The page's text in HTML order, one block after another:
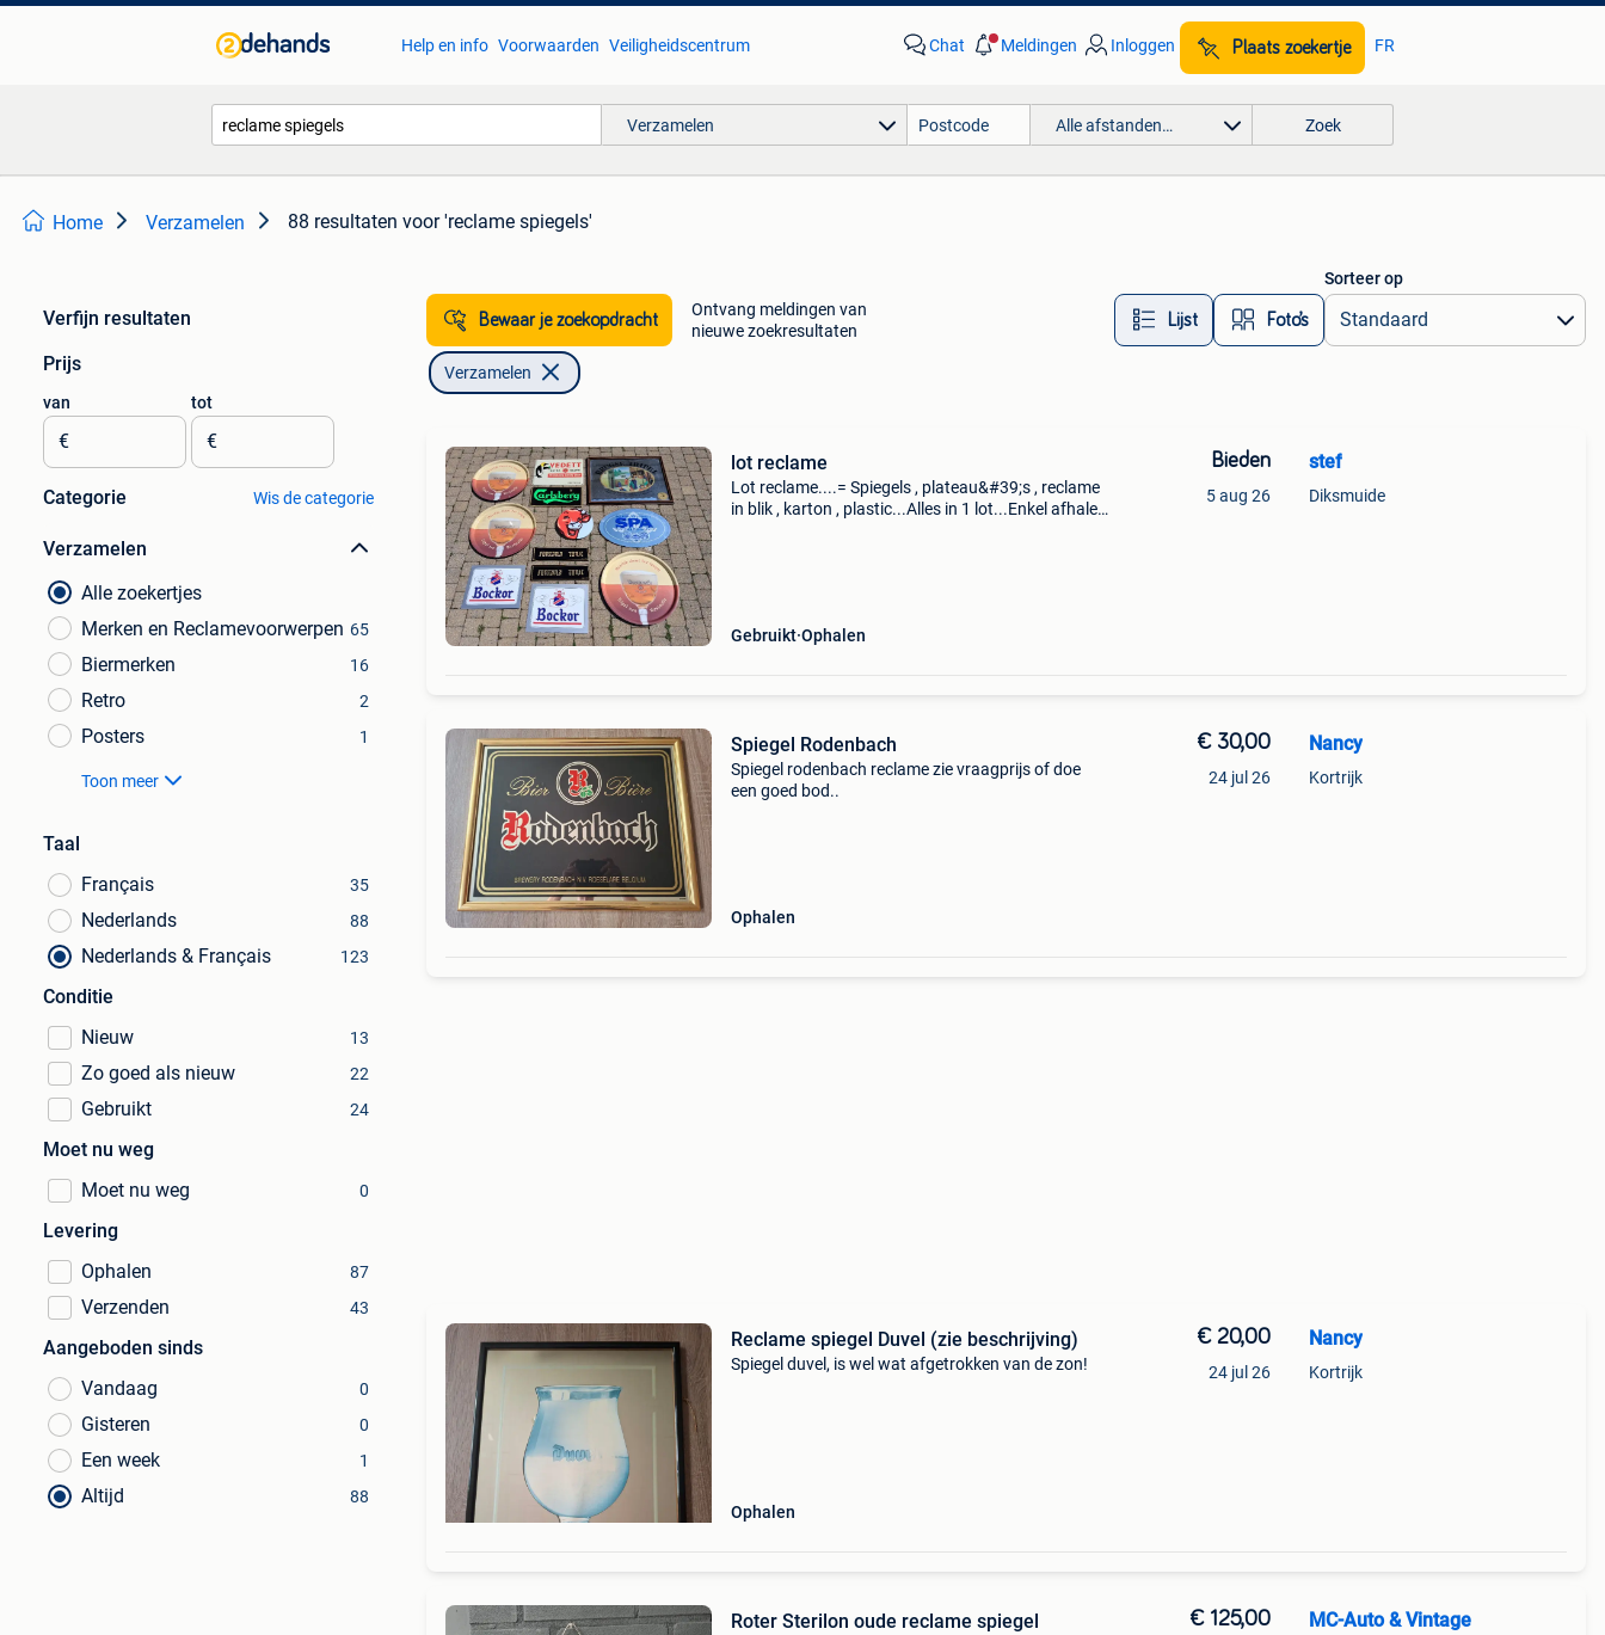
Help en info Voorwaarden Veiligheidscentrum Chat Meldingen Inloggen Plaats zoekertje FR
Verzamelen Alle afstanden… Zoek
Home Verzamelen 88 resultaten voor 'reclame spiegels'
Verfijn resultaten
Prijs
van
€
tot
€
Categorie Wis de categorie
Verzamelen
Alle zoekertjes
Merken en Reclamevoorwerpen 65
Biermerken 16
Retro 2
Posters 1
Toon meer
Taal
Français
35
Nederlands 88
Nederlands & Français 123
Conditie
Nieuw
13
Zo goed als nieuw 22
Gebruikt 24
Moet nu weg
Moet nu weg
0
Levering
Ophalen
87
Verzenden 43
Aangeboden sinds
Vandaag
0
Gisteren 0
Een week 1
Altijd 88
Bewaar je zoekopdracht
Ontvang meldingen van
nieuwe zoekresultaten
Lijst Foto’s
Sorteer op
Verzamelen
lot reclame
Lot reclame....= Spiegels , plateau&#39;s , reclame
in blik , karton , plastic...Alles in 1 lot...Enkel afhalen
Gebruikt Ophalen
Bieden
5 aug 26
stef
Diksmuide
Spiegel Rodenbach
Spiegel rodenbach reclame zie vraagprijs of doe
een goed bod..
Ophalen
€ 30,00
24 jul 26
Nancy
Kortrijk
Reclame spiegel Duvel (zie beschrijving)
Spiegel duvel, is wel wat afgetrokken van de zon!
Ophalen
€ 20,00
24 jul 26
Nancy
Kortrijk
Roter Sterilon oude reclame spiegel € 125,00 MC-Auto & Vintage